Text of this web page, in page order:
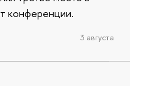
конференции.
3 августа